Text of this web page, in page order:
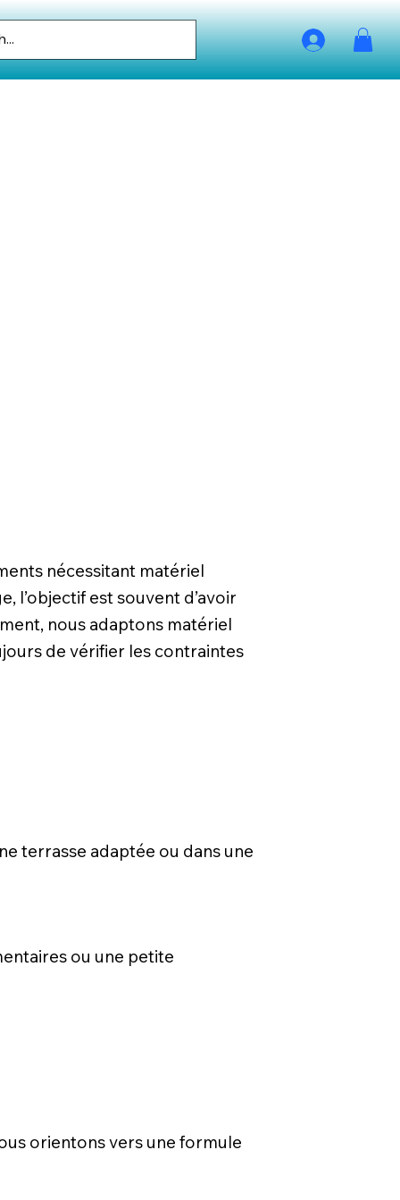
nécessitant matériel
l’objectif est souvent d’avoir
nous adaptons matériel
de vérifier les contraintes
terrasse adaptée ou dans une
ou une petite
orientons vers une formule